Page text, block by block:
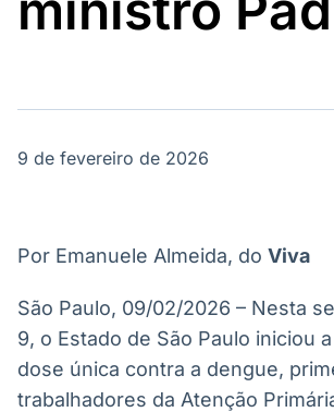
Agro
tempo real
Broadcast
O setor de
energia
9 de fevereiro de 2026
Por Emanuele Almeida, do Viva
São Paulo, 09/02/2026 – Nesta
9, o Estado de São Paulo iniciou
dose única contra a dengue,
trabalhadores da Atenção